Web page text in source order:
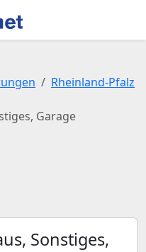
Rheinland-Pfalz
Garage
Sonstiges,